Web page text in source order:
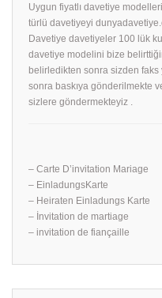
Uygun fiyatlı davetiye
türlü davetiyeyi
Davetiye davetiyeler 100 lük
davetiye modelini bize
belirledikten sonra sizden faks
sonra baskıya gönderilmekte
sizlere göndermekteyiz .
– Carte D’invitation Mariage
– EinladungsKarte
– Heiraten Einladungs Karte
– İnvitation de martiage
– invitation de fiançaille